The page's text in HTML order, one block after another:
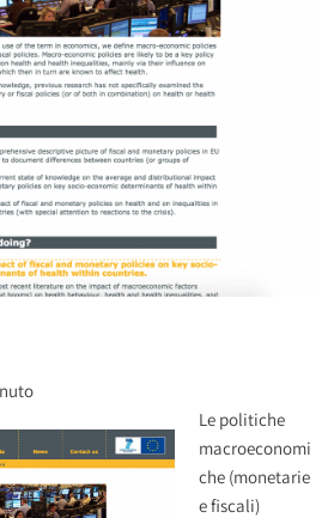
Le politiche
macroeconomi
che (monetarie
e fiscali)